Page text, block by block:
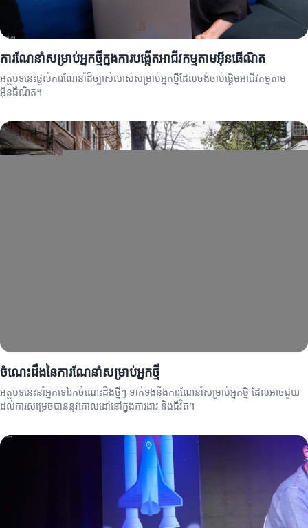
ការណែនាំសម្រាប់អ្នកថ្មីក្នុងការបង្កើតអាជីវកម្មតាមអ៊ីនធើណិត
អត្ថបទនេះផ្តល់ការណែនាំដ៏ច្បាស់លាស់សម្រាប់អ្នកថ្មីដែលចង់ចាប់ផ្តើមអាជីវកម្មតាម
អ៊ីនធឺណិត។
ចំណេះដឹងនៃការណែនាំសម្រាប់អ្នកថ្មី
អត្ថបទនេះនាំអ្នកទៅរកចំណេះដឹងថ្មីៗ ទាក់ទងនឹងការណែនាំសម្រាប់អ្នកថ្មី ដែលអាចជួយ
ដល់ការសម្រេចបាននូវគោលដៅនៅក្នុងការងារ និងជីវិត។